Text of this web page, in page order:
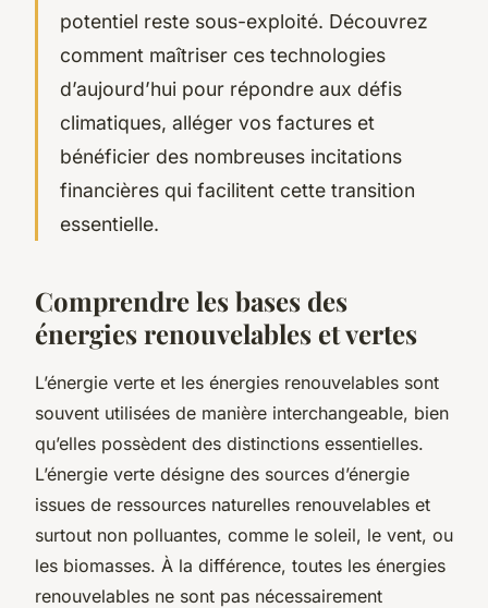
potentiel reste sous-exploité. Découvrez
comment maîtriser ces technologies
d’aujourd’hui pour répondre aux défis
climatiques, alléger vos factures et
bénéficier des nombreuses incitations
financières qui facilitent cette transition
essentielle.
Comprendre les bases des
énergies renouvelables et vertes
L’énergie verte et les énergies renouvelables sont
souvent utilisées de manière interchangeable, bien
qu’elles possèdent des distinctions essentielles.
L’énergie verte désigne des sources d’énergie
issues de ressources naturelles renouvelables et
surtout non polluantes, comme le soleil, le vent, ou
les biomasses. À la différence, toutes les énergies
renouvelables ne sont pas nécessairement